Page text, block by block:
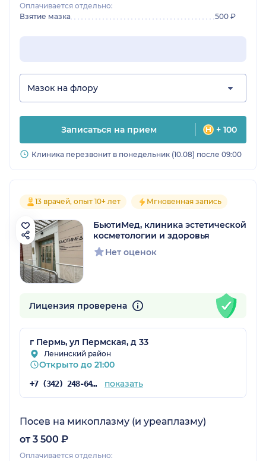
Оплачивается отдельно:
Взятие мазка
500 ₽
Мазок на флору
Записаться на прием + 100
Клиника перезвонит в понедельник (10.08) после 09:00
13 врачей, опыт 10+ лет Мгновенная запись
БьютиМед, клиника эстетической
косметологии и здоровья
Нет оценок
Лицензия проверена
г Пермь, ул Пермская, д 33
Ленинский район
Открыто до 21:00
+7 (342) 248-64-17 показать
Посев на микоплазму (и уреаплазму)
от 3 500 ₽
Оплачивается отдельно: